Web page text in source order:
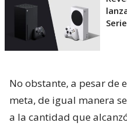
No obstante, a pesar de
meta, de igual manera
a la cantidad que